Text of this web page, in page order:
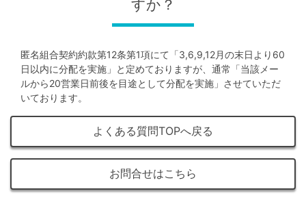
ン
デ
ィ
ン
グ
で
不
すか？
匿名組合契約約款第12条第1項にて「3,6,9,12月の末日より60
日以内に分配を実施」と定めておりますが、通常「当該メー
ルから20営業日前後を目途として分配を実施」させていただ
いております。
よくある質問TOPへ戻る
お問合せはこちら